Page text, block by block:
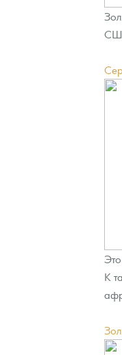
К